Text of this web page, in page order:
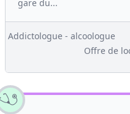
gare du...
Addictologue - alcoologue
Offre de